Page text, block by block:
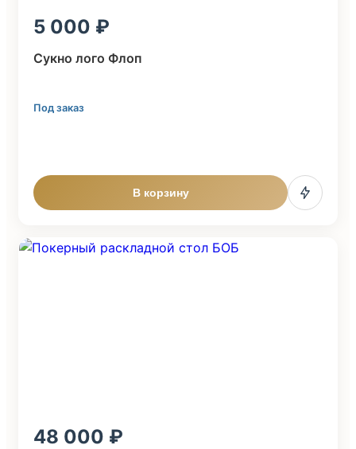
5 000
Cукно лого Флоп
Под заказ
В корзину
48 000